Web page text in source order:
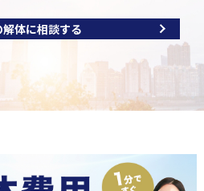
体に相談する